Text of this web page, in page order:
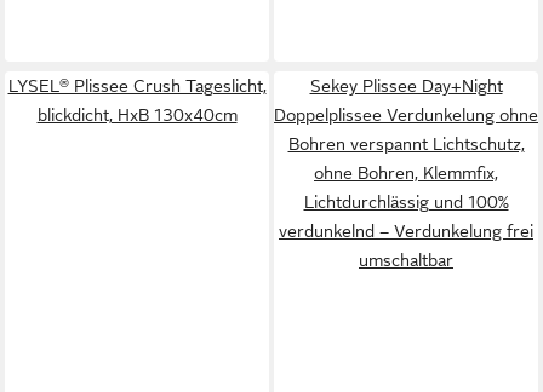
LYSEL® Plissee Crush Tageslicht,
blickdicht, HxB 130x40cm
Sekey Plissee Day+Night
Doppelplissee Verdunkelung ohne
Bohren verspannt Lichtschutz,
ohne Bohren, Klemmfix,
Lichtdurchlässig und 100%
verdunkelnd – Verdunkelung frei
umschaltbar